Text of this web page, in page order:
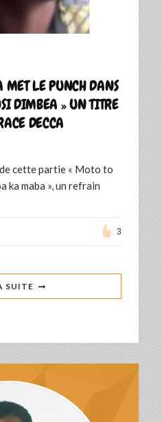
LE PUNCH DANS
DIMBEA » UN TITRE
DECCA
de cette partie « Moto to
ka maba », un refrain
3
SUITE